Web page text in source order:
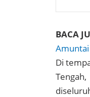
BACA
Amuntai
Di